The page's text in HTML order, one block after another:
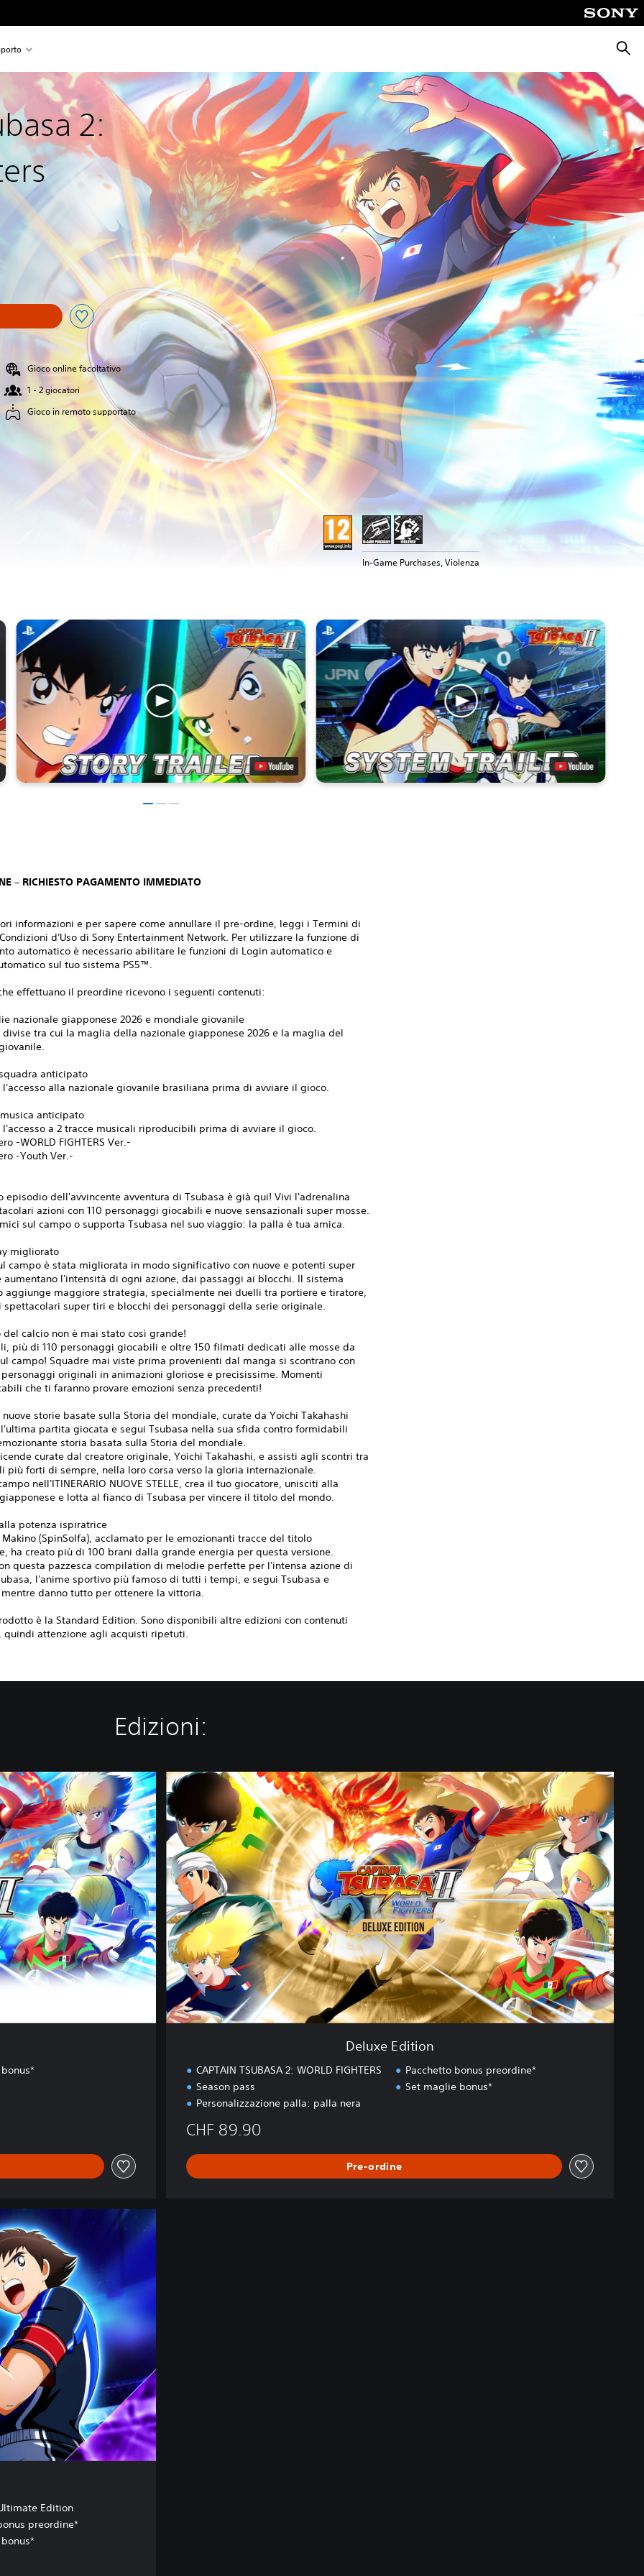
2:
Gioco online facoltativo
1 - 2 giocatori
Gioco in remoto supportato
In-Game Purchases, Violenza
– RICHIESTO PAGAMENTO IMMEDIATO
informazioni e per sapere come annullare il pre-ordine, leggi i Termini di
d'Uso di Sony Entertainment Network. Per utilizzare la funzione di
automatico è necessario abilitare le funzioni di Login automatico e
sul tuo sistema PS5™.
effettuano il preordine ricevono i seguenti contenuti:
nazionale giapponese 2026 e mondiale giovanile
divise tra cui la maglia della nazionale giapponese 2026 e la maglia del
anticipato
l'accesso alla nazionale giovanile brasiliana prima di avviare il gioco.
anticipato
l'accesso a 2 tracce musicali riproducibili prima di avviare il gioco.
-WORLD FIGHTERS Ver.-
-Youth Ver.-
episodio dell'avvincente avventura di Tsubasa è già qui! Vivi l'adrenalina
azioni con 110 personaggi giocabili e nuove sensazionali super mosse.
sul campo o supporta Tsubasa nel suo viaggio: la palla è tua amica.
migliorato
campo è stata migliorata in modo significativo con nuove e potenti super
aumentano l'intensità di ogni azione, dai passaggi ai blocchi. Il sistema
aggiunge maggiore strategia, specialmente nei duelli tra portiere e tiratore,
spettacolari super tiri e blocchi dei personaggi della serie originale.
del calcio non è mai stato così grande!
più di 110 personaggi giocabili e oltre 150 filmati dedicati alle mosse da
campo! Squadre mai viste prima provenienti dal manga si scontrano con
originali in animazioni gloriose e precisissime. Momenti
che ti faranno provare emozioni senza precedenti!
nuove storie basate sulla Storia del mondiale, curate da Yoichi Takahashi
partita giocata e segui Tsubasa nella sua sfida contro formidabili
storia basata sulla Storia del mondiale.
curate dal creatore originale, Yoichi Takahashi, e assisti agli scontri tra
più forti di sempre, nella loro corsa verso la gloria internazionale.
nell'ITINERARIO NUOVE STELLE, crea il tuo giocatore, unisciti alla
e lotta al fianco di Tsubasa per vincere il titolo del mondo.
potenza ispiratrice
Makino (SpinSolfa), acclamato per le emozionanti tracce del titolo
ha creato più di 100 brani dalla grande energia per questa versione.
questa pazzesca compilation di melodie perfette per l'intensa azione di
l'anime sportivo più famoso di tutti i tempi, e segui Tsubasa e
danno tutto per ottenere la vittoria.
è la Standard Edition. Sono disponibili altre edizioni con contenuti
quindi attenzione agli acquisti ripetuti.
Edizioni:
D
e
l
u
x
e
E
d
i
t
i
o
n
Deluxe Edition
CAPTAIN TSUBASA 2: WORLD FIGHTERS
Season pass
Personalizzazione palla: palla nera
Pacchetto bonus preordine*
Set maglie bonus*
CHF 89.90
Pre-ordine
Edition
preordine*